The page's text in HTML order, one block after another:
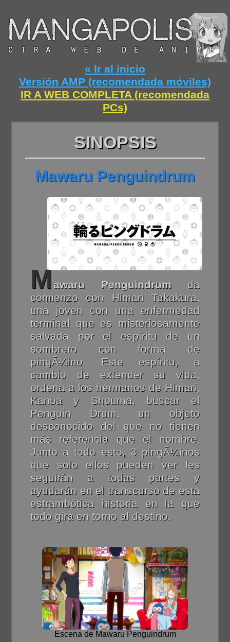
« Ir al inicio
Versión AMP (recomendada móviles)
IR A WEB COMPLETA (recomendada
PCs)
SINOPSIS
Mawaru Penguindrum
Mawaru Penguindrumda
comienzo con Himari Takakura,
una joven con una enfermedad
terminal que es misteriosamente
salvada por el espíritu de un
sombrero con forma de
pingÃ¼ino. Este espíritu, a
cambio de extender su vida,
ordena a los hermanos de Himari,
Kanba y Shouma, buscar el
Penguin Drum, un objeto
desconocido del que no tienen
más referencia que el nombre.
Junto a todo esto, 3 pingÃ¼inos
que solo ellos pueden ver les
seguirán a todas partes y
ayudarán en el transcurso de esta
estrambótica historia en la que
todo gira en torno al destino.
Escena de Mawaru Penguindrum